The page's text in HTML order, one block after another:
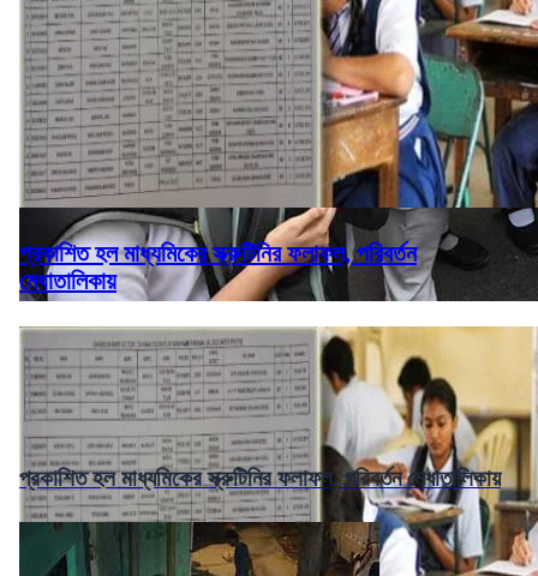
প্রকাশিত হল মাধ্যমিকের স্ক্রুটিনির ফলাফল, পরিবর্তন
মেধাতালিকায়
প্রকাশিত হল মাধ্যমিকের স্ক্রুটিনির ফলাফল, পরিবর্তন মেধাতালিকায়